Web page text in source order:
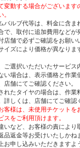
変動する場合がございます
ルブ代等は、料金に含ま
で、取付に追加費用などが
店舗で必ずご確認をお願い
イズにより価格が異なりま
選択いただいたサービス
い場合は、表示価格と作業
店舗にてご確認ください。
れたタイヤの場合は、作業
詳しくは、店舗にてご確認
客様は、未使用チケットを
をご利用頂けます。
など、お客様の責により
品返金等お受けいたしかね
お申し込みいただきますよ